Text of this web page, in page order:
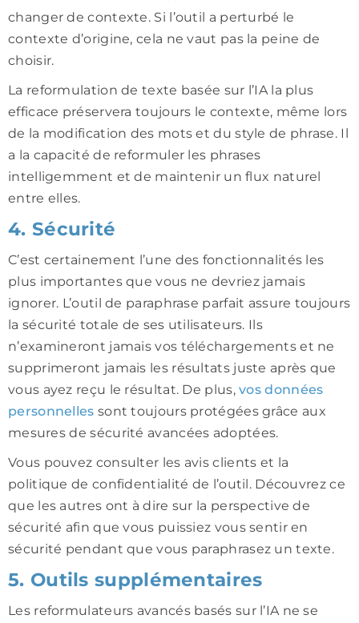
changer de contexte. Si l’outil a perturbé le
contexte d’origine, cela ne vaut pas la peine de
choisir.
La reformulation de texte basée sur l’IA la plus
efficace préservera toujours le contexte, même lors
de la modification des mots et du style de phrase. Il
a la capacité de reformuler les phrases
intelligemment et de maintenir un flux naturel
entre elles.
4. Sécurité
C’est certainement l’une des fonctionnalités les
plus importantes que vous ne devriez jamais
ignorer. L’outil de paraphrase parfait assure toujours
la sécurité totale de ses utilisateurs. Ils
n’examineront jamais vos téléchargements et ne
supprimeront jamais les résultats juste après que
vous ayez reçu le résultat. De plus,vos données
personnelles sont toujours protégées grâce aux
mesures de sécurité avancées adoptées.
Vous pouvez consulter les avis clients et la
politique de confidentialité de l’outil. Découvrez ce
que les autres ont à dire sur la perspective de
sécurité afin que vous puissiez vous sentir en
sécurité pendant que vous paraphrasez un texte.
5. Outils supplémentaires
Les reformulateurs avancés basés sur l’IA ne se